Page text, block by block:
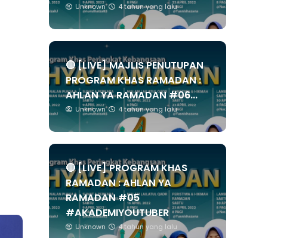
Unknown 4 tahun yang lalu
🔴 [LIVE] MAJLIS PENUTUPAN
PROGRAM KHAS RAMADAN :
AHLAN YA RAMADAN #06...
Unknown 4 tahun yang lalu
🔴 [LIVE] PROGRAM KHAS
RAMADAN : AHLAN YA
RAMADAN #05
#AKADEMIYOUTUBER
Unknown 4 tahun yang lalu